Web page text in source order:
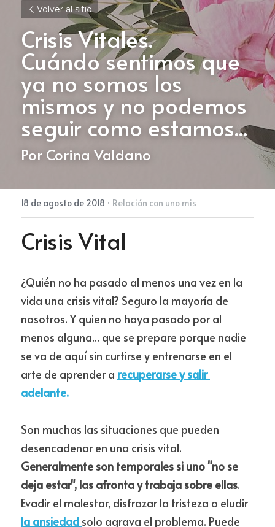
Volver al sitio
Crisis Vitales.
Cuándo sentimos que
ya no somos los
mismos y no podemos
seguir como estamos...
Por Corina Valdano
18 de agosto de 2018 · Relación con uno mis
Crisis Vital
¿Quién no ha pasado al menos una vez en la
vida una crisis vital? Seguro la mayoría de
nosotros. Y quien no haya pasado por al
menos alguna... que se prepare porque nadie
se va de aquí sin curtirse y entrenarse en el
arte de aprender a recuperarse y salir
adelante.
Son muchas las situaciones que pueden
Generalmente son temporales si uno "no se
deja estar", las afronta y trabaja sobre ellas.
Evadir el malestar, disfrazar la tristeza o eludir
la ansiedad solo agrava el problema. Puede